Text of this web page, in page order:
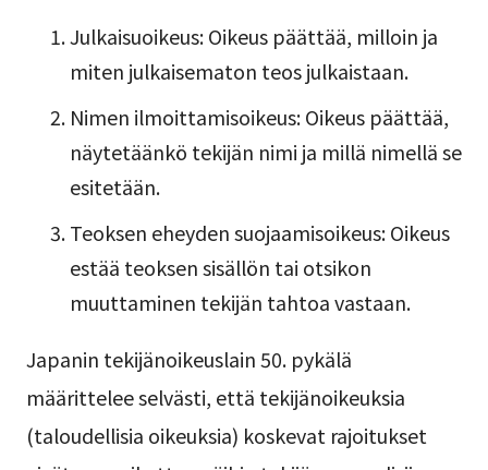
Julkaisuoikeus: Oikeus päättää, milloin ja
miten julkaisematon teos julkaistaan.
Nimen ilmoittamisoikeus: Oikeus päättää,
näytetäänkö tekijän nimi ja millä nimellä se
esitetään.
Teoksen eheyden suojaamisoikeus: Oikeus
estää teoksen sisällön tai otsikon
muuttaminen tekijän tahtoa vastaan.
Japanin tekijänoikeuslain 50. pykälä
määrittelee selvästi, että tekijänoikeuksia
(taloudellisia oikeuksia) koskevat rajoitukset